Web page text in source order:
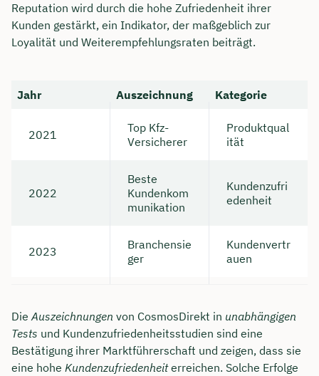
Reputation wird durch die hohe Zufriedenheit ihrer
Kunden gestärkt, ein Indikator, der maßgeblich zur
Loyalität und Weiterempfehlungsraten beiträgt.
Jahr Auszeichnung Kategorie
2021
Top Kfz-
Versicherer
Produktqual
ität
2022
Beste
Kundenkom
munikation
Kundenzufri
edenheit
2023
Branchensie
ger
Kundenvertr
auen
DieAuszeichnungen von CosmosDirekt in unabhängigen
Tests und Kundenzufriedenheitsstudien sind eine
Bestätigung ihrer Marktführerschaft und zeigen, dass sie
eine hohe Kundenzufriedenheiterreichen. Solche Erfolge